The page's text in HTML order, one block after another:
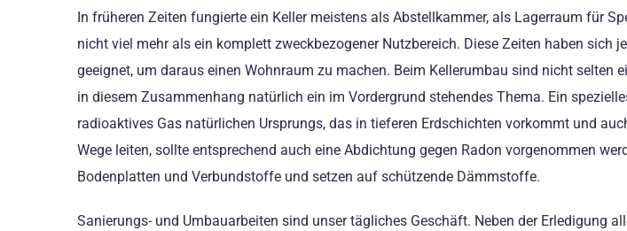
In früheren Zeiten fungierte ein Keller meistens als Abstellkammer, als Lagerraum für
nicht viel mehr als ein komplett zweckbezogener Nutzbereich. Diese Zeiten haben
geeignet, um daraus einen Wohnraum zu machen. Beim Kellerumbau sind nicht selten
in diesem Zusammenhang natürlich ein im Vordergrund stehendes Thema. Ein
radioaktives Gas natürlichen Ursprungs, das in tieferen Erdschichten vorkommt und
Wege leiten, sollte entsprechend auch eine Abdichtung gegen Radon vorgenommen
Bodenplatten und Verbundstoffe und setzen auf schützende Dämmstoffe.
Sanierungs- und Umbauarbeiten sind unser tägliches Geschäft. Neben der Erledigung